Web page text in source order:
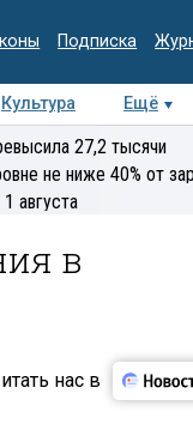
Подписка
Культура Ещё
Колумнисты
27,2 тысячи
не ниже 40% от
августа
в
нас в